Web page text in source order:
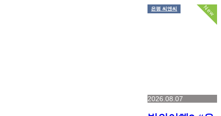
New
은평 씨앤씨
2026.08.07